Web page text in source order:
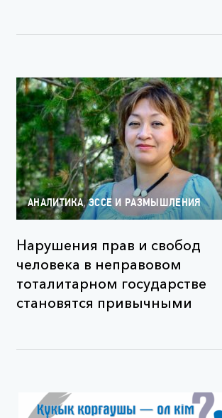
АНАЛИТИКА,ЭССЕ И РАЗМЫШЛЕНИЯ
Нарушения прав и свобод
человека в неправовом
тоталитарном государстве
становятся привычными